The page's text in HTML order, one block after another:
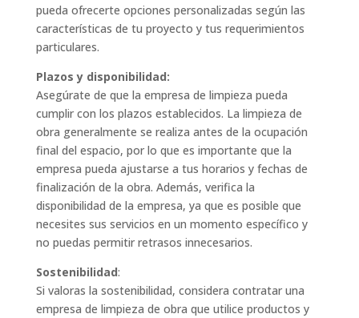
pueda ofrecerte opciones personalizadas según las
características de tu proyecto y tus requerimientos
particulares.
Plazos y disponibilidad:
Asegúrate de que la empresa de limpieza pueda
cumplir con los plazos establecidos. La limpieza de
obra generalmente se realiza antes de la ocupación
final del espacio, por lo que es importante que la
empresa pueda ajustarse a tus horarios y fechas de
finalización de la obra. Además, verifica la
disponibilidad de la empresa, ya que es posible que
necesites sus servicios en un momento específico y
no puedas permitir retrasos innecesarios.
Sostenibilidad:
Si valoras la sostenibilidad, considera contratar una
empresa de limpieza de obra que utilice productos y